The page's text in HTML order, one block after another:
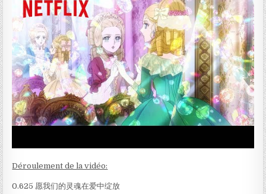
Déroulement de la vidéo:
0.625 愿我们的灵魂在爱中绽放